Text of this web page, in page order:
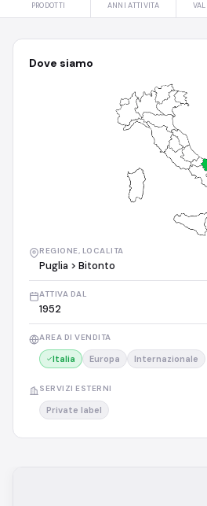
PRODOTTI ANNI ATTIVITA
Dove siamo
REGIONE, LOCALITA
Puglia > Bitonto
ATTIVA DAL
1952
AREA DI VENDITA
Italia Europa Internazionale
SERVIZI ESTERNI
Private label